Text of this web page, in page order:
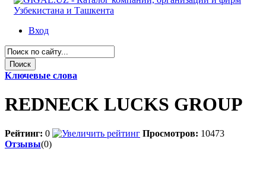
Вход
Ключевые слова
REDNECK LUCKS GROUP
Рейтинг: 0 Просмотров: 10473
Отзывы(0)